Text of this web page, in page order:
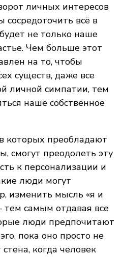
личных интересов
сосредоточить всё в
не только наше
Чем больше этот
на то, чтобы
существ, даже все
личной симпатии, тем
наше собственное
которых преобладают
смогут преодолеть эту
к персонализации и
люди могут
изменить мысль «я и
самым отдавая все
люди предпочитают
пока оно просто не
когда человек